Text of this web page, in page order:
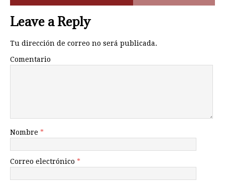
Leave a Reply
Tu dirección de correo no será publicada.
Comentario
Nombre *
Correo electrónico *